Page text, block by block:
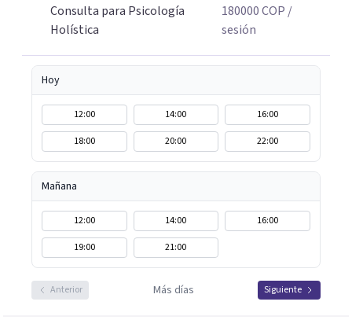
en un acompañamiento terapéutico, desde un enfoque
que une el rigor de la psicología con la sabiduría del
Consulta para Psicología
Holística
180000COP /
sesión
Hoy
12:00 14:00
16:00
18:00
20:00 22:00
Mañana
12:00 14:00
16:00
19:00
21:00
Anterior Más días Siguiente